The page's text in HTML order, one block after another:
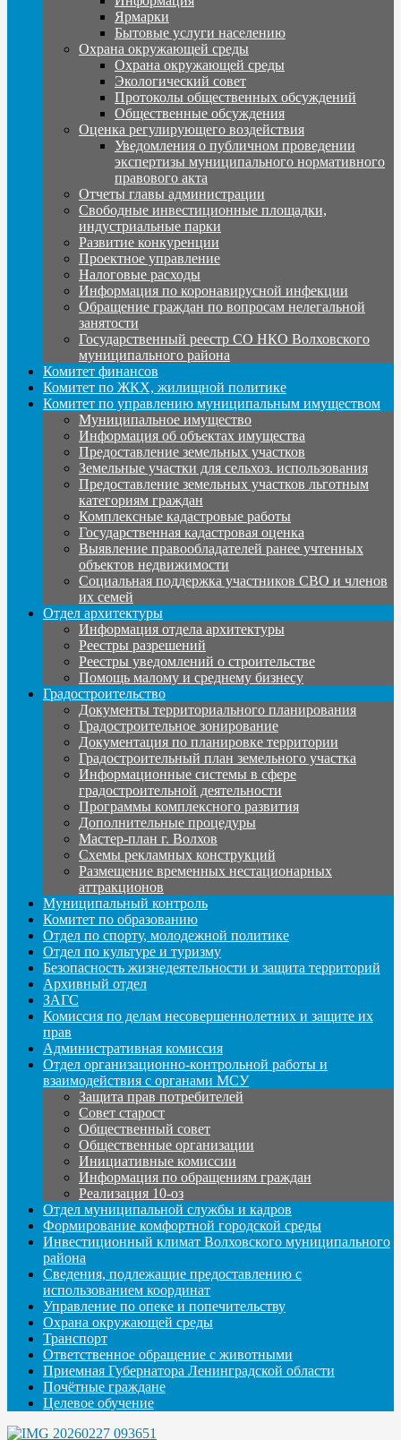
Ярмарки
Бытовые услуги населению
Охрана окружающей среды
Охрана окружающей среды
Экологический совет
Протоколы общественных обсуждений
Общественные обсуждения
Оценка регулирующего воздействия
Уведомления о публичном проведении
экспертизы муниципального нормативного
правового акта
Отчеты главы администрации
Свободные инвестиционные площадки,
индустриальные парки
Развитие конкуренции
Проектное управление
Налоговые расходы
Информация по коронавирусной инфекции
Обращение граждан по вопросам нелегальной
занятости
Государственный реестр СО НКО Волховского
муниципального района
Комитет финансов
Комитет по ЖКХ, жилищной политике
Комитет по управлению муниципальным имуществом
Муниципальное имущество
Информация об объектах имущества
Предоставление земельных участков
Земельные участки для сельхоз. использования
Предоставление земельных участков льготным
категориям граждан
Комплексные кадастровые работы
Государственная кадастровая оценка
Выявление правообладателей ранее учтенных
объектов недвижимости
Социальная поддержка участников СВО и членов
их семей
Отдел архитектуры
Информация отдела архитектуры
Реестры разрешений
Реестры уведомлений о строительстве
Помощь малому и среднему бизнесу
Градостроительство
Документы территориального планирования
Градостроительное зонирование
Документация по планировке территории
Градостроительный план земельного участка
Информационные системы в сфере
градостроительной деятельности
Программы комплексного развития
Дополнительные процедуры
Мастер-план г. Волхов
Схемы рекламных конструкций
Размещение временных нестационарных
аттракционов
Муниципальный контроль
Комитет по образованию
Отдел по спорту, молодежной политике
Отдел по культуре и туризму
Безопасность жизнедеятельности и защита территорий
Архивный отдел
ЗАГС
Комиссия по делам несовершеннолетних и защите их
прав
Административная комиссия
Отдел организационно-контрольной работы и
взаимодействия с органами МСУ
Защита прав потребителей
Совет старост
Общественный совет
Общественные организации
Инициативные комиссии
Информация по обращениям граждан
Реализация 10-оз
Отдел муниципальной службы и кадров
Формирование комфортной городской среды
Инвестиционный климат Волховского муниципального
района
Сведения, подлежащие предоставлению с
использованием координат
Управление по опеке и попечительству
Охрана окружающей среды
Транспорт
Ответственное обращение с животными
Приемная Губернатора Ленинградской области
Почётные граждане
Целевое обучение